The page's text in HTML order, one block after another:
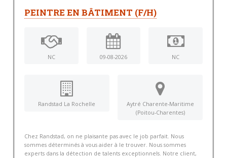
PEINTRE EN BÂTIMENT (F/H)
NC 09-08-2026 NC
Randstad La Rochelle
Aytré Charente-Maritime
(Poitou-Charentes)
Chez Randstad, on ne plaisante pas avec le job parfait. Nous
sommes déterminés à vous aider à le trouver. Nous sommes
experts dans la détection de talents exceptionnels. Notre client,